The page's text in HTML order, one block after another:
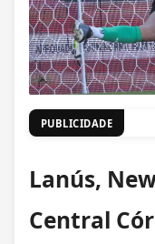
PUBLICIDADE
Lanús,
Central